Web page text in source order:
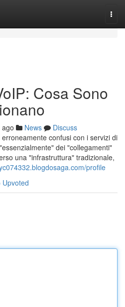
Cosa Sono
News
Discuss
confusi con i servizi di
dei "collegamenti"
una "infrastruttura" tradizionale,
profile
Upvoted